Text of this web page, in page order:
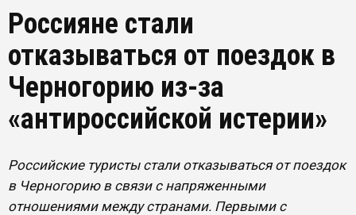
Россияне стали
отказываться от поездок в
Черногорию из-за
«антироссийской истерии»
Российские туристы стали отказываться от поездок
в Черногорию в связи с напряженными
отношениями между странами. Первыми с